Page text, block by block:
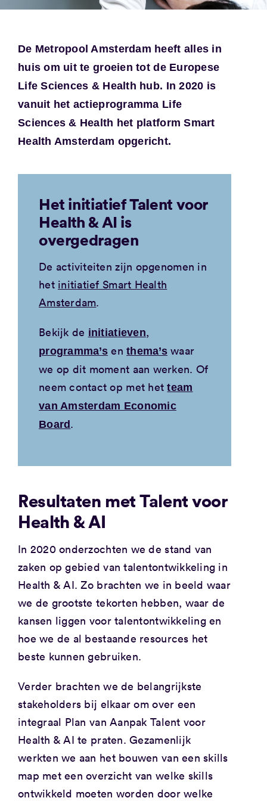
De Metropool Amsterdam heeft alles in
huis om uit te groeien tot de Europese
Life Sciences & Health hub. In 2020 is
vanuit het actieprogramma Life
Sciences & Health het platform Smart
Health Amsterdam opgericht.
Het initiatief Talent voor
Health & AI is
overgedragen
De activiteiten zijn opgenomen in
het initiatief Smart Health
Amsterdam.
Bekijk de initiatieven,
programma’s enthema’s waar
we op dit moment aan werken. Of
neem contact op met hetteam
van Amsterdam Economic
Board.
Resultaten met Talent voor
Health & AI
In 2020 onderzochten we de stand van
zaken op gebied van talentontwikkeling in
Health & AI. Zo brachten we in beeld waar
we de grootste tekorten hebben, waar de
kansen liggen voor talentontwikkeling en
hoe we de al bestaande resources het
beste kunnen gebruiken.
Verder brachten we de belangrijkste
stakeholders bij elkaar om over een
integraal Plan van Aanpak Talent voor
Health & AI te praten. Gezamenlijk
werkten we aan het bouwen van een skills
map met een overzicht van welke skills
ontwikkeld moeten worden door welke